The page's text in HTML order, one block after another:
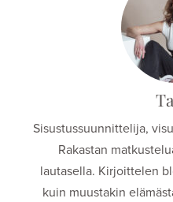
Sisustussuunnittelija,
Rakastan
lautasella. Kirjoittelen
kuin muustakin